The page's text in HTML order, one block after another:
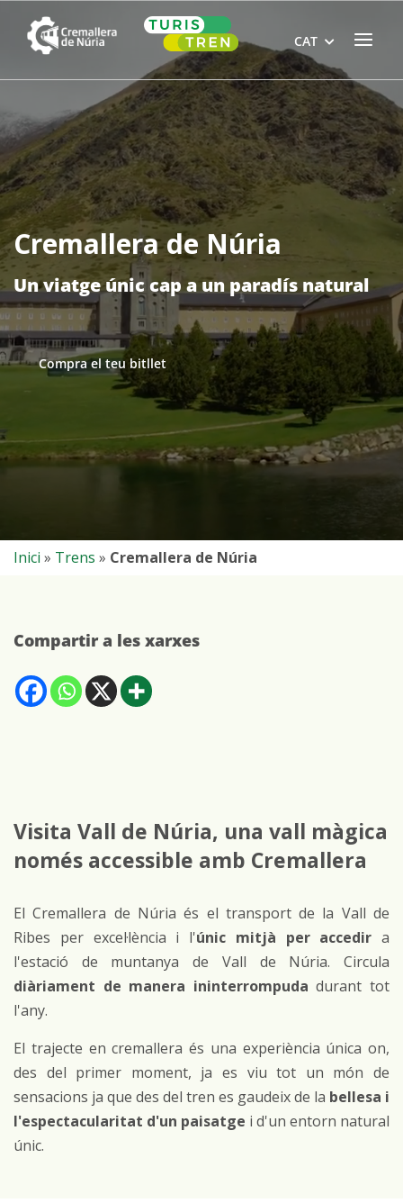
content
Home Menu
CAT
Cremallera de Núria
Un viatge únic cap a un paradís natural
Compra el teu bitllet
Inici » Trens » Cremallera de Núria
Compartir a les xarxes
Comparteix
Comparteix
Comparteix
Mostra
per
compartir
Visita Vall de Núria, una vall màgica
només accessible amb Cremallera
El Cremallera de Núria és el transport de la Vall de
Ribes per excel·lència i l'únic mitjà per accedir a
l'estació de muntanya de Vall de Núria. Circula
diàriament de manera ininterrompuda durant tot
l'any.
El trajecte en cremallera és una experiència única on,
des del primer moment, ja es viu tot un món de
sensacions ja que des del tren es gaudeix de la bellesa i
l'espectacularitat d'un paisatge i d'un entorn natural
únic.